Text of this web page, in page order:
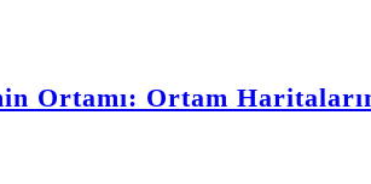
Ortamı: Ortam